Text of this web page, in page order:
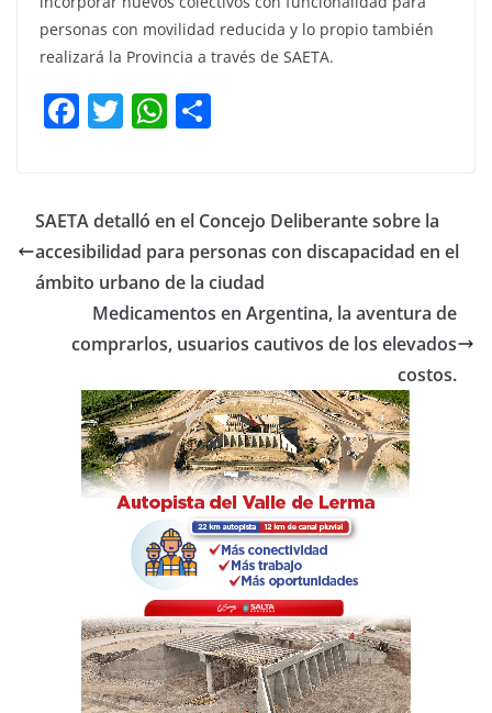
personas con movilidad reducida y lo propio también
realizará la Provincia a través de SAETA.
F
e
b
o
o
k
T
er
W
s
A
p
p
p
ar
tir
SAETA detalló en el Concejo Deliberante sobre la
accesibilidad para personas con discapacidad en el
ámbito urbano de la ciudad
Medicamentos en Argentina, la aventura de
comprarlos, usuarios cautivos de los elevados
costos.